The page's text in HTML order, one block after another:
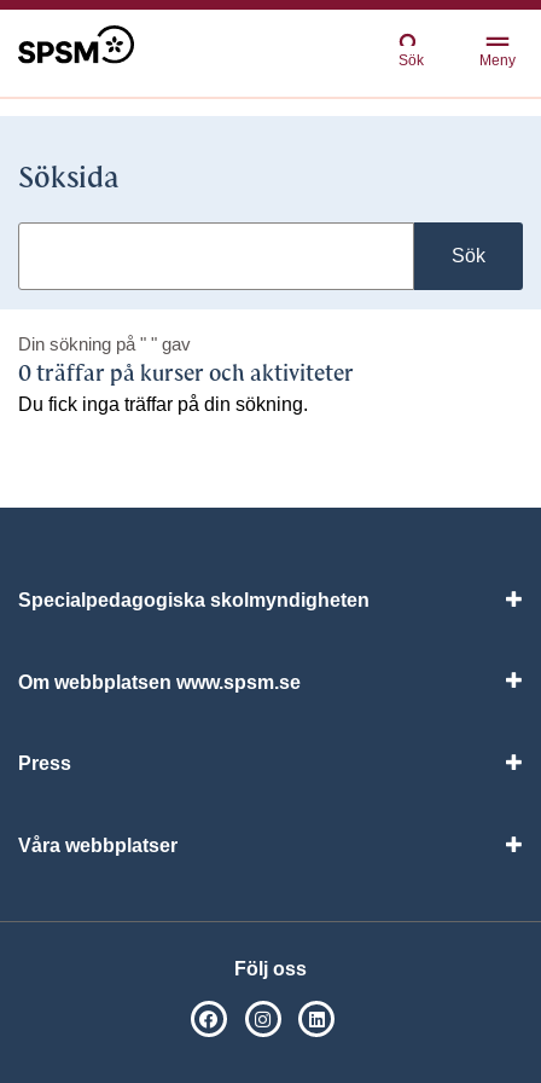
Sök Meny
Söksida
Sök
Din sökning på " " gav
0 träffar på kurser och aktiviteter
Du fick inga träffar på din sökning.
Specialpedagogiska skolmyndigheten
Om webbplatsen www.spsm.se
Press
Våra webbplatser
Följ oss
SPSM på Facebook
SPSM på Instagram